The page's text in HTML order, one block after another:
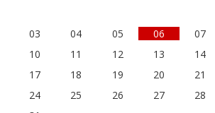
03
04 05 06 07
10
11 12 13 14
17
18 19 20 21
24
25 26 27 28